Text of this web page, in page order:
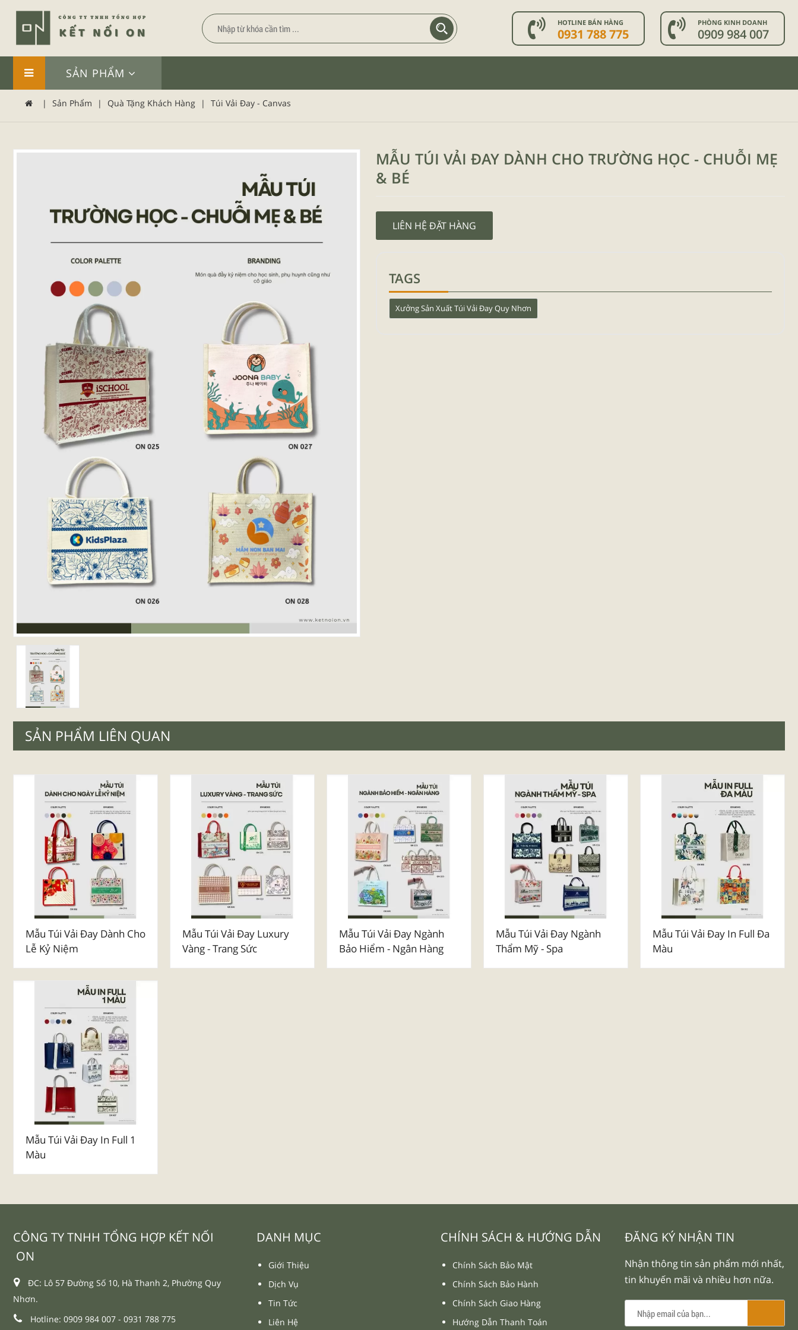
HOTLINE BÁN HÀNG
0931 788 775
PHÒNG KINH DOANH
0909 984 007
SẢN PHẨM
| Sản Phẩm | Quà Tặng Khách Hàng | Túi Vải Đay - Canvas
MẪU TÚI VẢI ĐAY DÀNH CHO TRƯỜNG HỌC - CHUỖI MẸ
& BÉ
LIÊN HỆ ĐẶT HÀNG
TAGS
Xưởng Sản Xuất Túi Vải Đay Quy Nhơn
SẢN PHẨM LIÊN QUAN
Mẫu Túi Vải Đay Dành Cho
Lễ Kỷ Niệm
Mẫu Túi Vải Đay Luxury
Vàng - Trang Sức
Mẫu Túi Vải Đay Ngành
Bảo Hiểm - Ngân Hàng
Mẫu Túi Vải Đay Ngành
Thẩm Mỹ - Spa
Mẫu Túi Vải Đay In Full Đa
Màu
Mẫu Túi Vải Đay In Full 1
Màu
CÔNG TY TNHH TỔNG HỢP KẾT NỐI
ON
ĐC: Lô 57 Đường Số 10, Hà Thanh 2, Phường Quy
Nhơn.
Hotline: 0909 984 007 - 0931 788 775
DANH MỤC
Giới Thiệu
Dịch Vụ
Tin Tức
Liên Hệ
CHÍNH SÁCH & HƯỚNG DẪN
Chính Sách Bảo Mật
Chính Sách Bảo Hành
Chính Sách Giao Hàng
Hướng Dẫn Thanh Toán
ĐĂNG KÝ NHẬN TIN
Nhận thông tin sản phẩm mới nhất,
tin khuyến mãi và nhiều hơn nữa.